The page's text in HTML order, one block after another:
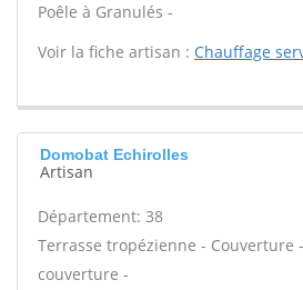
Poêle à Granulés -
Voir la fiche artisan : Chauffage
Domobat Echirolles
Artisan
Département: 38
Terrasse tropézienne - Couverture
couverture -